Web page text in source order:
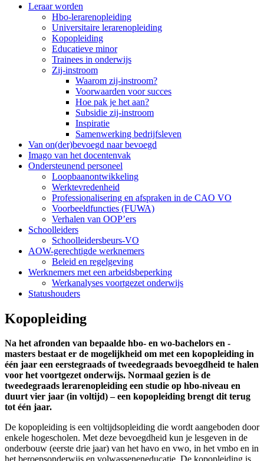
Leraar worden
Hbo-lerarenopleiding
Universitaire lerarenopleiding
Kopopleiding
Educatieve minor
Trainees in onderwijs
Zij-instroom
Waarom zij-instroom?
Voorwaarden voor succes
Hoe pak je het aan?
Subsidie zij-instroom
Inspiratie
Samenwerking bedrijfsleven
Van on(der)bevoegd naar bevoegd
Imago van het docentenvak
Ondersteunend personeel
Loopbaanontwikkeling
Werktevredenheid
Professionalisering en afspraken in de CAO VO
Voorbeeldfuncties (FUWA)
Verhalen van OOP’ers
Schoolleiders
Schoolleidersbeurs-VO
AOW-gerechtigde werknemers
Beleid en regelgeving
Werknemers met een arbeidsbeperking
Werkanalyses voortgezet onderwijs
Statushouders
Kopopleiding
Na het afronden van bepaalde hbo- en wo-bachelors en -
masters bestaat er de mogelijkheid om met een kopopleiding in
één jaar een eerstegraads of tweedegraads bevoegdheid te halen
voor het voortgezet onderwijs. Normaal gezien is de
tweedegraads lerarenopleiding een studie op hbo-niveau en
duurt vier jaar (in voltijd) – een kopopleiding brengt dit terug
tot één jaar.
De kopopleiding is een voltijdsopleiding die wordt aangeboden door
enkele hogescholen. Met deze bevoegdheid kun je lesgeven in de
onderbouw (eerste drie jaar) van het havo en vwo, in het vmbo en in